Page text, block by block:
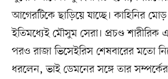
আগেরটিকে ছাড়িয়ে যাচ্ছে। কাহিনির
ইতিমধ্যেই মৌসুম সেরা। প্রচণ্ড শারীরিক
পরও রাজা ভিসেইরিস শেষবারের মতো
ধরলেন, ভাই ডেমনের সঙ্গে তার